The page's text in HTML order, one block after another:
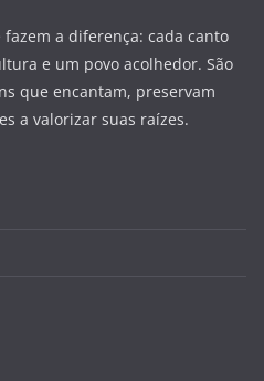
a diferença: cada canto
e um povo acolhedor. São
que encantam, preservam
a valorizar suas raízes.